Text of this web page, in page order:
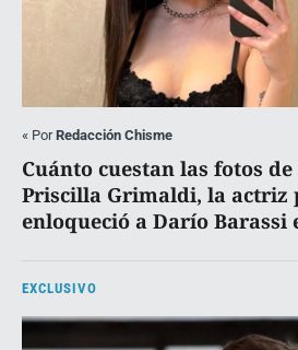
« PorRedacción Chisme
Cuánto cuestan las fotos
Priscilla Grimaldi, la actriz
enloqueció a Darío Barassi
EXCLUSIVO